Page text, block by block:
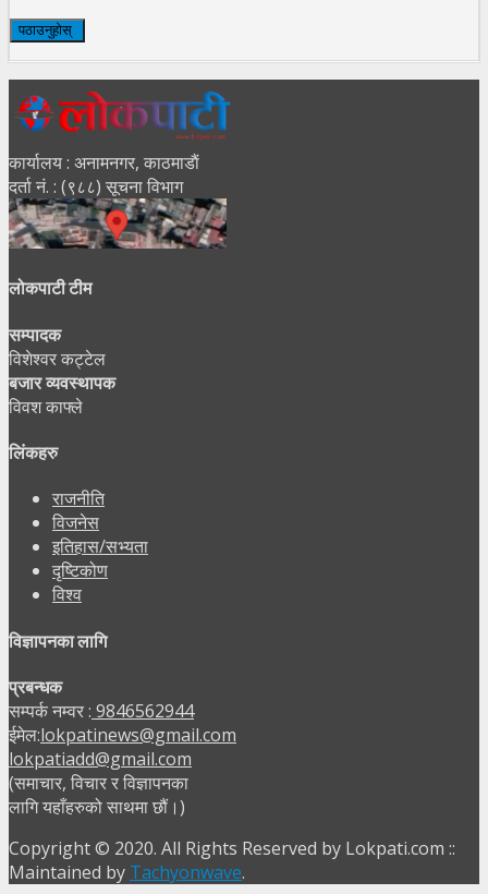
कार्यालय : अनामनगर, काठमाडाैं
दर्ता नं. : (९८८) सूचना विभाग
लोकपाटी टीम
सम्पादक
विशेश्वर कट्टेल
बजार व्यवस्थापक
विवश काफ्ले
लिंकहरु
राजनीति
विजनेस
इतिहास/सभ्यता
दृष्टिकोण
विश्व
विज्ञापनका लागि
प्रबन्धक
सम्पर्क नम्वर : 9846562944
ईमेल:lokpatinews@gmail.com
lokpatiadd@gmail.com
(समाचार, विचार र विज्ञापनका
लागि यहाँहरुको साथमा छौं।)
Copyright © 2020. All Rights Reserved by Lokpati.com ::
Maintained by Tachyonwave.